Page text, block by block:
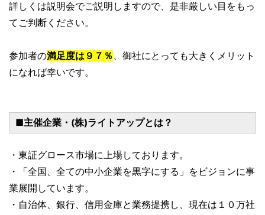
詳しくは説明会でご説明しますので、是非厳しい目をもっ
てご判断ください。
参加者の満足度は９７％ 、御社にとっても大きくメリット
になれば幸いです。
■主催企業・(株)ライトアップとは？
・東証グロース市場に上場しております。
・「全国、全ての中小企業を黒字にする」をビジョンに事
業展開しています。
・自治体、銀行、信用金庫と業務提携し、現在は１０万社